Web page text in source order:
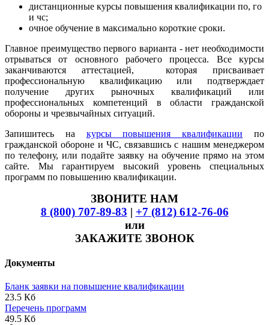
дистанционные курсы повышения квалификации по, го
и чс;
очное обучение в максимально короткие сроки.
Главное преимущество первого варианта - нет необходимости
отрываться от основного рабочего процесса. Все курсы
заканчиваются аттестацией, которая присваивает
профессиональную квалификацию или подтверждает
получение других рыночных квалификаций или
профессиональных компетенций в области гражданской
обороны и чрезвычайных ситуаций.
Запишитесь на курсы повышения квалификации по
гражданской обороне и ЧС, связавшись с нашим менеджером
по телефону, или подайте заявку на обучение прямо на этом
сайте. Мы гарантируем высокий уровень специальных
программ по повышению квалификации.
ЗВОНИТЕ НАМ
8 (800) 707-89-83 | +7 (812) 612-76-06
или
ЗАКАЖИТЕ ЗВОНОК
Документы
Бланк заявки на повышение квалификации
23.5 Кб
Перечень программ
49.5 Кб